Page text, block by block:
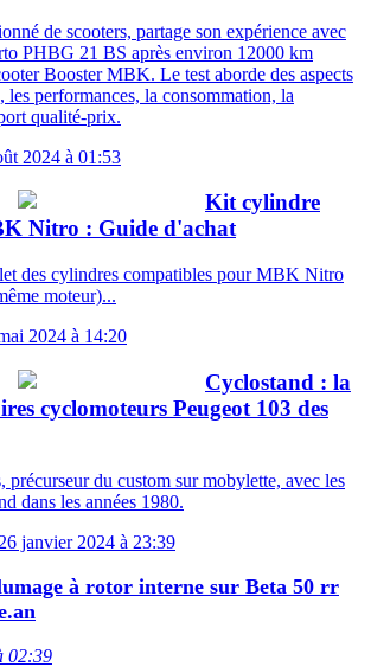
de scooters, partage son expérience avec
PHBG 21 BS après environ 12000 km
Booster MBK. Le test aborde des aspects
les performances, la consommation, la
qualité-prix.
2024 à 01:53
Kit cylindre
Nitro : Guide d'achat
des cylindres compatibles pour MBK Nitro
moteur)...
2024 à 14:20
Cyclostand : la
cyclomoteurs Peugeot 103 des
précurseur du custom sur mobylette, avec les
dans les années 1980.
janvier 2024 à 23:39
à rotor interne sur Beta 50 rr
02:39